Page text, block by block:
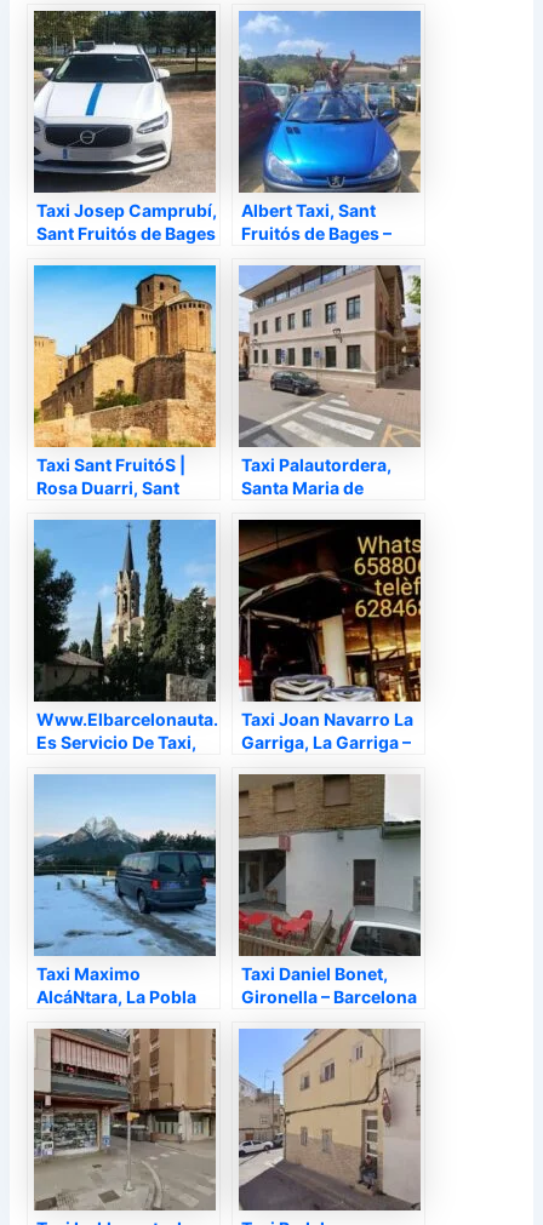
Taxi Josep Camprubí,
Sant Fruitós de Bages
Albert Taxi, Sant
Fruitós de Bages –
Taxi Sant FruitóS |
Rosa Duarri, Sant
Taxi Palautordera,
Santa Maria de
Barcelona
Www.Elbarcelonauta.
Es Servicio De Taxi,
Taxi Joan Navarro La
Garriga, La Garriga –
Taxi Maximo
AlcáNtara, La Pobla
Taxi Daniel Bonet,
Gironella – Barcelona